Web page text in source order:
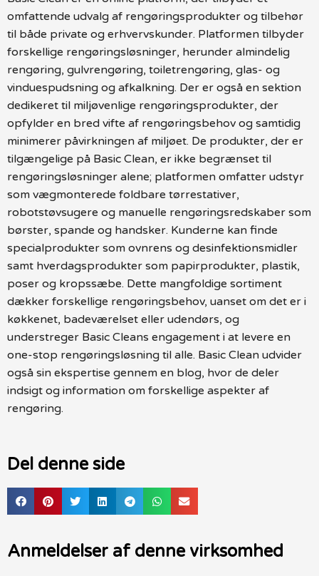
omfattende udvalg af rengøringsprodukter og tilbehør
til både private og erhvervskunder. Platformen tilbyder
forskellige rengøringsløsninger, herunder almindelig
rengøring, gulvrengøring, toiletrengøring, glas- og
vinduespudsning og afkalkning. Der er også en sektion
dedikeret til miljøvenlige rengøringsprodukter, der
opfylder en bred vifte af rengøringsbehov og samtidig
minimerer påvirkningen af miljøet. De produkter, der er
tilgængelige på Basic Clean, er ikke begrænset til
rengøringsløsninger alene; platformen omfatter udstyr
som vægmonterede foldbare tørrestativer,
robotstøvsugere og manuelle rengøringsredskaber som
børster, spande og handsker. Kunderne kan finde
specialprodukter som ovnrens og desinfektionsmidler
samt hverdagsprodukter som papirprodukter, plastik,
poser og kropssæbe. Dette mangfoldige sortiment
dækker forskellige rengøringsbehov, uanset om det er i
køkkenet, badeværelset eller udendørs, og
understreger Basic Cleans engagement i at levere en
one-stop rengøringsløsning til alle. Basic Clean udvider
også sin ekspertise gennem en blog, hvor de deler
indsigt og information om forskellige aspekter af
rengøring.
Del denne side
Anmeldelser af denne virksomhed